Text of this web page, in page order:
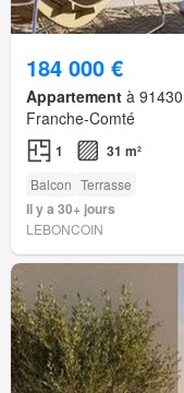
184 000 €
Appartement à
Franche-Comté
1 31 m²
Balcon Terrasse
Il y a 30+ jours
LEBONCOIN